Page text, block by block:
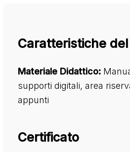
Caratteristiche
Materiale Didattico:
supporti digitali, area
appunti
Certificato